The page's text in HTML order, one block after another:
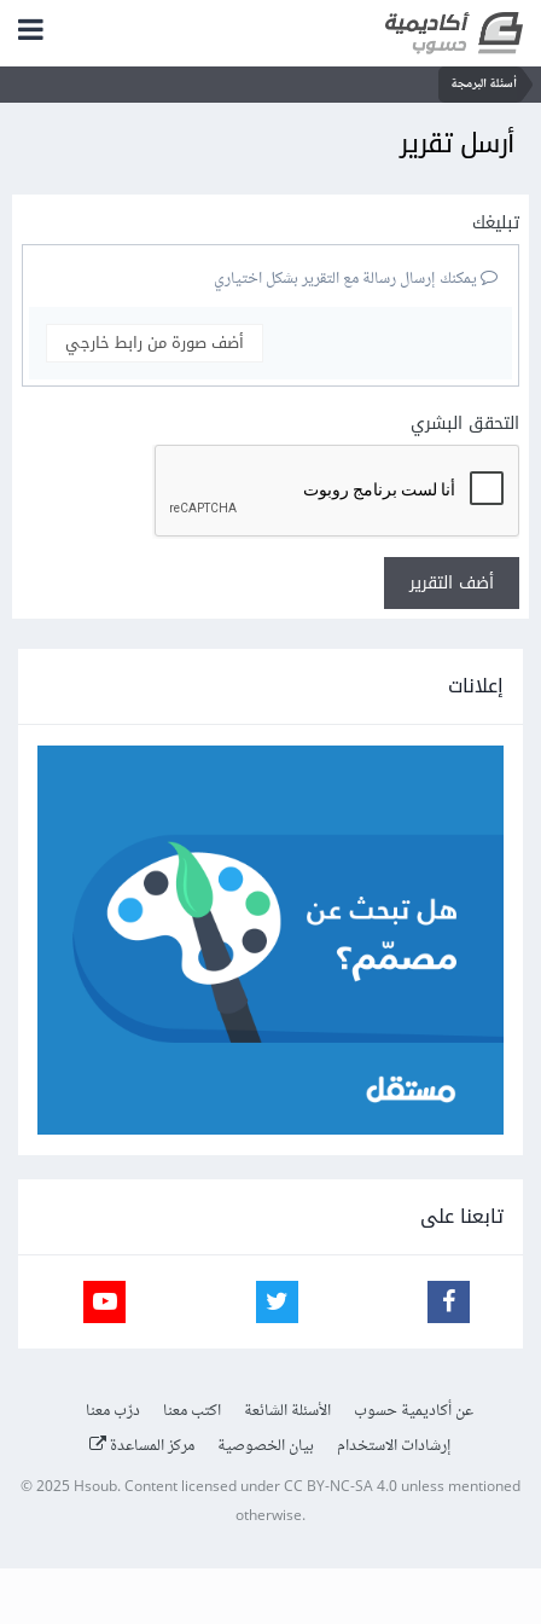
أسئلة البرمجة
أرسل تقرير
تبليغك
يمكنك إرسال رسالة مع التقرير بشكل اختياري
أضف صورة من رابط خارجي
التحقق البشري
أضف التقرير
إعلانات
تابعنا على
عن أكاديمية حسوب الأسئلة الشائعة اكتب معنا
درّب معنا
إرشادات الاستخدام
بيان الخصوصية مركز المساعدة
© 2025 Hsoub.Content licensed underCC BY-NC-SA 4.0unless mentioned
otherwise.